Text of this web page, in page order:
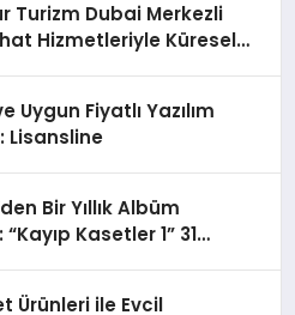
Turizm Dubai Merkezli
Hizmetleriyle Küresel
Uygun Fiyatlı Yazılım
Lisansline
Bir Yıllık Albüm
“Kayıp Kasetler 1” 31
Ürünleri ile Evcil